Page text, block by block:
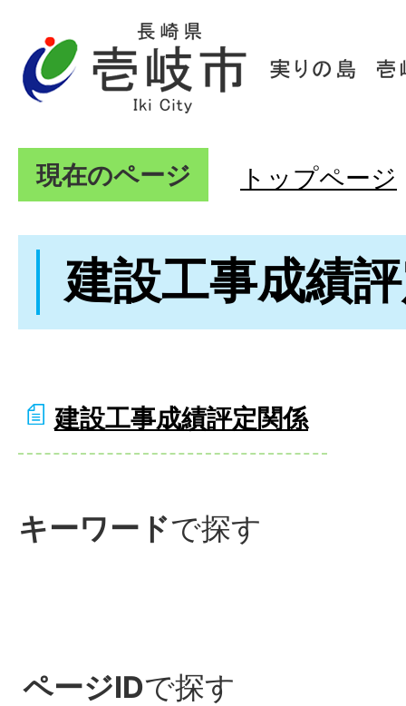
現在のページ トップページ
建設工事成績
建設工事成績評定関係
キーワードで探す
ページIDで探す